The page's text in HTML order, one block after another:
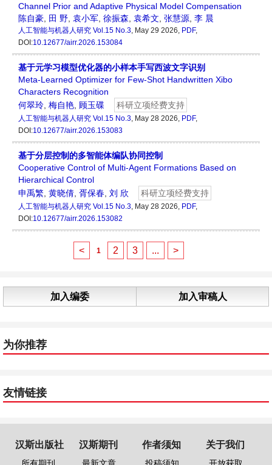
Channel Prior and Adaptive Physical Model Compensation
陈自豪
田 野 袁小军 徐振森 袁希文 张慧源 李 晨
人工智能与机器人研究 Vol.15 No.3, May 29 2026, PDF,
DOI:10.12677/airr.2026.153084
基于元学习模型优化器的小样本手写西波文字识别
Meta-Learned Optimizer for Few-Shot Handwritten Xibo
Characters Recognition
何翠玲 梅自艳 顾玉碟 科研立项经费支持
人工智能与机器人研究 Vol.15 No.3, May 28 2026, PDF,
DOI:10.12677/airr.2026.153083
基于分层控制的多智能体编队协同控制
Cooperative Control of Multi-Agent Formations Based on
Hierarchical Control
申禹繁 黄晓倩 胥保春 刘 欣 科研立项经费支持
人工智能与机器人研究 Vol.15 No.3, May 28 2026, PDF,
DOI:10.12677/airr.2026.153082
< 1 2 3 ... >
加入编委 加入审稿人
为你推荐
友情链接
汉斯出版社 汉斯期刊 作者须知 关于我们